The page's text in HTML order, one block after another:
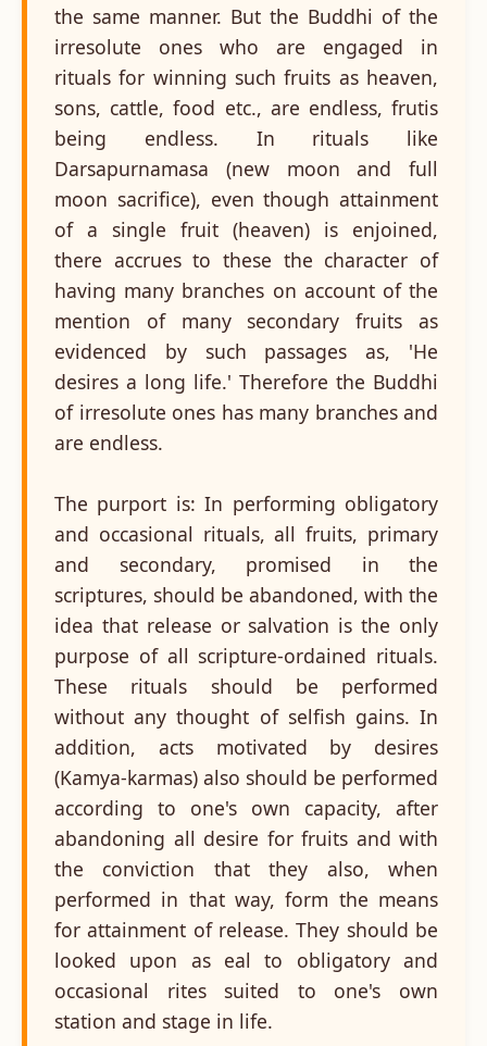
the same manner. But the Buddhi of the
irresolute ones who are engaged in
rituals for winning such fruits as heaven,
sons, cattle, food etc., are endless, frutis
being endless. In rituals like
Darsapurnamasa (new moon and full
moon sacrifice), even though attainment
of a single fruit (heaven) is enjoined,
there accrues to these the character of
having many branches on account of the
mention of many secondary fruits as
evidenced by such passages as, 'He
desires a long life.' Therefore the Buddhi
of irresolute ones has many branches and
are endless.
The purport is: In performing obligatory
and occasional rituals, all fruits, primary
and secondary, promised in the
scriptures, should be abandoned, with the
idea that release or salvation is the only
purpose of all scripture-ordained rituals.
These rituals should be performed
without any thought of selfish gains. In
addition, acts motivated by desires
(Kamya-karmas) also should be performed
according to one's own capacity, after
abandoning all desire for fruits and with
the conviction that they also, when
performed in that way, form the means
for attainment of release. They should be
looked upon as eal to obligatory and
occasional rites suited to one's own
station and stage in life.